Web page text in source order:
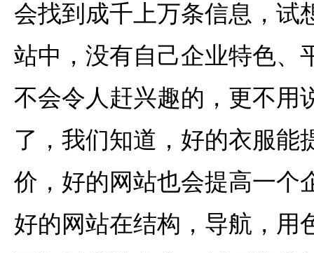
会找到成千上万条信息，试
站中，没有自己企业特色、
不会令人赶兴趣的，更不用
了，我们知道，好的衣服能
价，好的网站也会提高一个
好的网站在结构，导航，用